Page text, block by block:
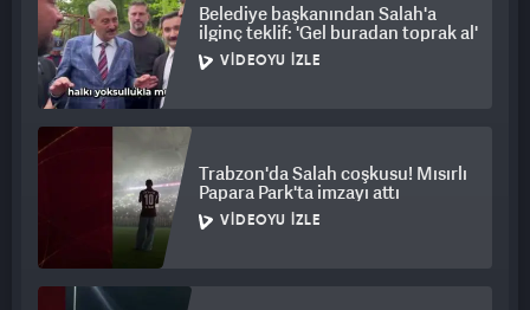
Belediye başkanından Salah'a
ilginç teklif: 'Gel buradan toprak al'
VIDEOYU İZLE
Trabzon'da Salah coşkusu! Mısırlı
Papara Park'ta imzayı attı
VIDEOYU İZLE